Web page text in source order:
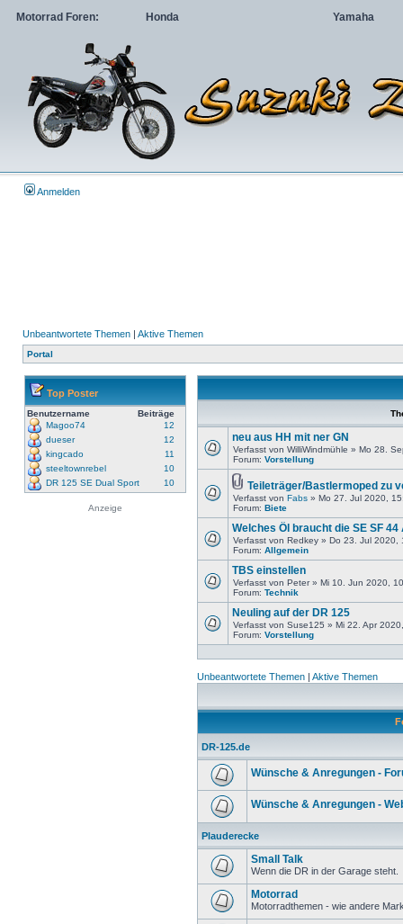
Motorrad Foren: Honda Yamaha
Anmelden
Unbeantwortete Themen | Aktive Themen
Portal
Top Poster
Benutzername
Beiträge
Magoo74
12
dueser
12
kingcado
11
steeltownrebel
10
DR 125 SE Dual Sport
10
Anzeige
neu aus HH mit ner GN
Verfasst von WilliWindmühle » Mo 28.
Forum: Vorstellung
Teileträger/Bastlermoped zu
Verfasst von Fabs » Mo 27. Jul 2020,
Forum: Biete
Welches Öl braucht die SE SF 44
Verfasst von Redkey » Do 23. Jul 2020,
Forum: Allgemein
TBS einstellen
Verfasst von Peter » Mi 10. Jun 2020,
Forum: Technik
Neuling auf der DR 125
Verfasst von Suse125 » Mi 22. Apr
Forum: Vorstellung
Unbeantwortete Themen | Aktive Themen
DR-125.de
Wünsche & Anregungen -
Wünsche & Anregungen -
Plauderecke
Small Talk
Wenn die DR in der Garage steht.
Motorrad
Motorradthemen - wie andere